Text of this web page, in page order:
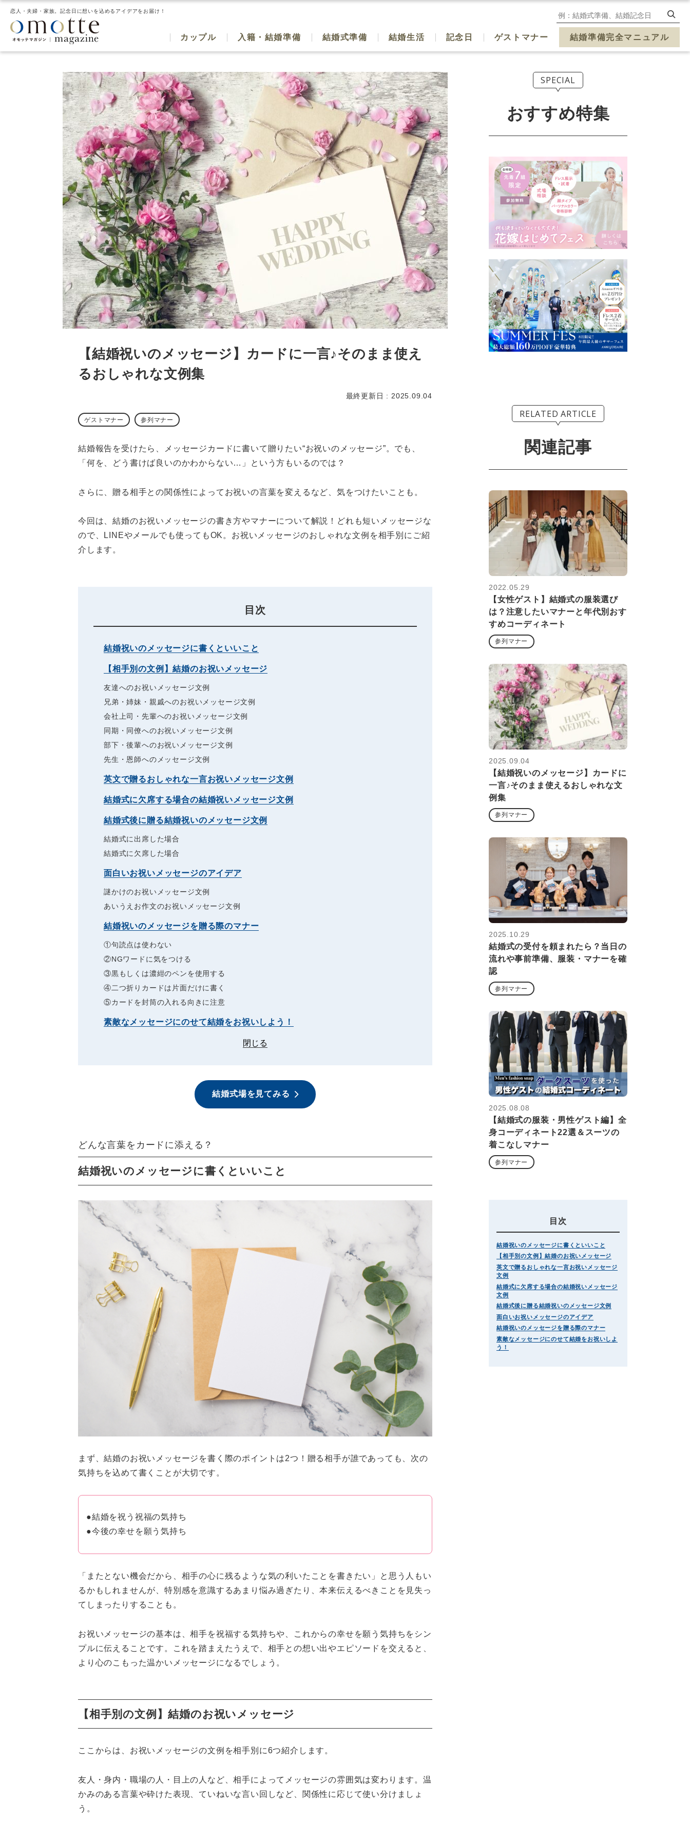
恋人・夫婦・家族。記念日に想いを込めるアイデアをお届け！
カップル 入籍・結婚準備 結婚式準備 結婚生活 記念日 ゲストマナー 結婚準備完全マニュアル
【結婚祝いのメッセージ】カードに一言♪そのまま使え
るおしゃれな文例集
最終更新日 : 2025.09.04
ゲストマナー 参列マナー
結婚報告を受けたら、メッセージカードに書いて贈りたい“お祝いのメッセージ”。でも、
「何を、どう書けば良いのかわからない…」という方もいるのでは？
さらに、贈る相手との関係性によってお祝いの言葉を変えるなど、気をつけたいことも。
今回は、結婚のお祝いメッセージの書き方やマナーについて解説！どれも短いメッセージな
ので、LINEやメールでも使ってもOK。お祝いメッセージのおしゃれな文例を相手別にご紹
介します。
目次
結婚祝いのメッセージに書くといいこと
【相手別の文例】結婚のお祝いメッセージ
友達へのお祝いメッセージ文例
兄弟・姉妹・親戚へのお祝いメッセージ文例
会社上司・先輩へのお祝いメッセージ文例
同期・同僚へのお祝いメッセージ文例
部下・後輩へのお祝いメッセージ文例
先生・恩師へのメッセージ文例
英文で贈るおしゃれな一言お祝いメッセージ文例
結婚式に欠席する場合の結婚祝いメッセージ文例
結婚式後に贈る結婚祝いのメッセージ文例
結婚式に出席した場合
結婚式に欠席した場合
面白いお祝いメッセージのアイデア
謎かけのお祝いメッセージ文例
あいうえお作文のお祝いメッセージ文例
結婚祝いのメッセージを贈る際のマナー
①句読点は使わない
②NGワードに気をつける
③黒もしくは濃紺のペンを使用する
④二つ折りカードは片面だけに書く
⑤カードを封筒の入れる向きに注意
素敵なメッセージにのせて結婚をお祝いしよう！
閉じる
結婚式場を見てみる
どんな言葉をカードに添える？
結婚祝いのメッセージに書くといいこと
まず、結婚のお祝いメッセージを書く際のポイントは2つ！贈る相手が誰であっても、次の
気持ちを込めて書くことが大切です。
●結婚を祝う祝福の気持ち
●今後の幸せを願う気持ち
「またとない機会だから、相手の心に残るような気の利いたことを書きたい」と思う人もい
るかもしれませんが、特別感を意識するあまり悩み過ぎたり、本来伝えるべきことを見失っ
てしまったりすることも。
お祝いメッセージの基本は、相手を祝福する気持ちや、これからの幸せを願う気持ちをシン
プルに伝えることです。これを踏まえたうえで、相手との想い出やエピソードを交えると、
より心のこもった温かいメッセージになるでしょう。
【相手別の文例】結婚のお祝いメッセージ
ここからは、お祝いメッセージの文例を相手別に6つ紹介します。
友人・身内・職場の人・目上の人など、相手によってメッセージの雰囲気は変わります。温
かみのある言葉や砕けた表現、ていねいな言い回しなど、関係性に応じて使い分けましょ
う。
SPECIAL
おすすめ特集
RELATED ARTICLE
関連記事
2022.05.29
【女性ゲスト】結婚式の服装選び
は？注意したいマナーと年代別おす
すめコーディネート
参列マナー
2025.09.04
【結婚祝いのメッセージ】カードに
一言♪そのまま使えるおしゃれな文
例集
参列マナー
2025.10.29
結婚式の受付を頼まれたら？当日の
流れや事前準備、服装・マナーを確
認
参列マナー
2025.08.08
【結婚式の服装・男性ゲスト編】全
身コーディネート22選＆スーツの
着こなしマナー
参列マナー
目次
結婚祝いのメッセージに書くといいこと
【相手別の文例】結婚のお祝いメッセージ
英文で贈るおしゃれな一言お祝いメッセージ
文例
結婚式に欠席する場合の結婚祝いメッセージ
文例
結婚式後に贈る結婚祝いのメッセージ文例
面白いお祝いメッセージのアイデア
結婚祝いのメッセージを贈る際のマナー
素敵なメッセージにのせて結婚をお祝いしよ
う！